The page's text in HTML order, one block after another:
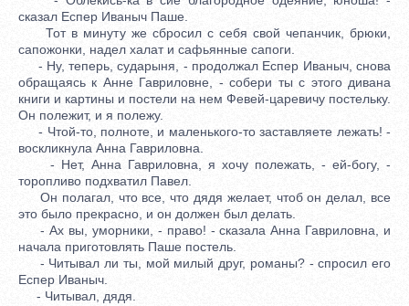
сказал Еспер Иваныч Паше.
Тот в минуту же сбросил с себя свой чепанчик, брюки,
сапожонки, надел халат и сафьянные сапоги.
- Ну, теперь, сударыня, - продолжал Еспер Иваныч, снова
обращаясь к Анне Гавриловне, - собери ты с этого дивана
книги и картины и постели на нем Февей-царевичу постельку.
Он полежит, и я полежу.
- Чтой-то, полноте, и маленького-то заставляете лежать! -
воскликнула Анна Гавриловна.
- Нет, Анна Гавриловна, я хочу полежать, - ей-богу, -
торопливо подхватил Павел.
Он полагал, что все, что дядя желает, чтоб он делал, все
это было прекрасно, и он должен был делать.
- Ах вы, уморники, - право! - сказала Анна Гавриловна, и
начала приготовлять Паше постель.
- Читывал ли ты, мой милый друг, романы? - спросил его
Еспер Иваныч.
- Читывал, дядя.